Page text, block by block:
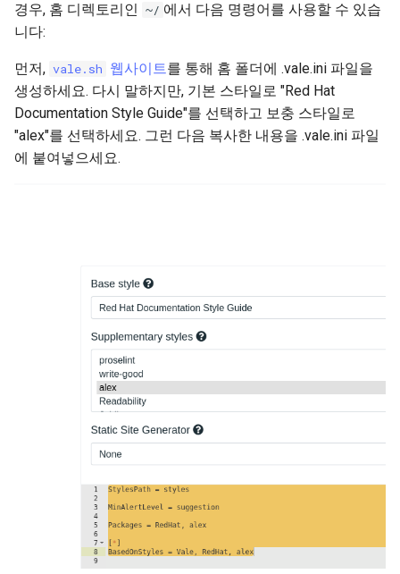
경우, 홈 디렉토리인 ~/ 에서 다음 명령어를 사용할 수 있습
니다:
먼저, vale.sh 웹사이트를 통해 홈 폴더에 .vale.ini 파일을
생성하세요. 다시 말하지만, 기본 스타일로 "Red Hat
Documentation Style Guide"를 선택하고 보충 스타일로
"alex"를 선택하세요. 그런 다음 복사한 내용을 .vale.ini 파일
에 붙여넣으세요.